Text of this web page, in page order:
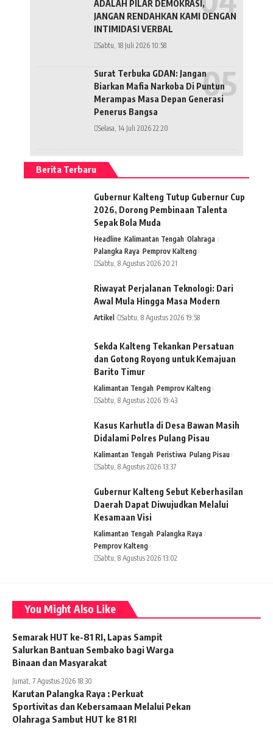
ADALAH PILAR DEMOKRASI,
JANGAN RENDAHKAN KAMI DENGAN
INTIMIDASI VERBAL
Sabtu, 18 Juli 2026 10:58
Surat Terbuka GDAN: Jangan
Biarkan Mafia Narkoba Di Puntun
Merampas Masa Depan Generasi
Penerus Bangsa
Selasa, 14 Juli 2026 22:20
Berita Terbaru
Gubernur Kalteng Tutup Gubernur Cup
2026, Dorong Pembinaan Talenta
Sepak Bola Muda
Headline Kalimantan Tengah Olahraga
Palangka Raya Pemprov Kalteng
Sabtu, 8 Agustus 2026 20:21
Riwayat Perjalanan Teknologi: Dari
Awal Mula Hingga Masa Modern
Artikel Sabtu, 8 Agustus 2026 19:58
Sekda Kalteng Tekankan Persatuan
dan Gotong Royong untuk Kemajuan
Barito Timur
Kalimantan Tengah Pemprov Kalteng
Sabtu, 8 Agustus 2026 19:43
Kasus Karhutla di Desa Bawan Masih
Didalami Polres Pulang Pisau
Kalimantan Tengah Peristiwa Pulang Pisau
Sabtu, 8 Agustus 2026 13:37
Gubernur Kalteng Sebut Keberhasilan
Daerah Dapat Diwujudkan Melalui
Kesamaan Visi
Kalimantan Tengah Palangka Raya
Pemprov Kalteng
Sabtu, 8 Agustus 2026 13:02
You Might Also Like
Semarak HUT ke-81 RI, Lapas Sampit
Salurkan Bantuan Sembako bagi Warga
Binaan dan Masyarakat
Jumat, 7 Agustus 2026 18:30
Karutan Palangka Raya : Perkuat
Sportivitas dan Kebersamaan Melalui Pekan
Olahraga Sambut HUT ke 81 RI